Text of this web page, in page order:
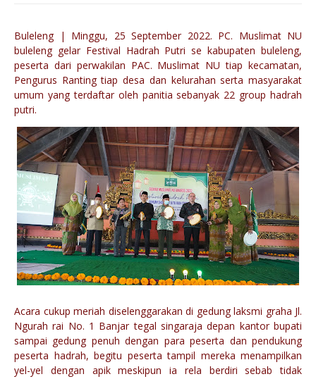
Buleleng | Minggu, 25 September 2022. PC. Muslimat NU
buleleng gelar Festival Hadrah Putri se kabupaten buleleng,
peserta dari perwakilan PAC. Muslimat NU tiap kecamatan,
Pengurus Ranting tiap desa dan kelurahan serta masyarakat
umum yang terdaftar oleh panitia sebanyak 22 group hadrah
putri.
Acara cukup meriah diselenggarakan di gedung laksmi graha Jl.
Ngurah rai No. 1 Banjar tegal singaraja depan kantor bupati
sampai gedung penuh dengan para peserta dan pendukung
peserta hadrah, begitu peserta tampil mereka menampilkan
yel-yel dengan apik meskipun ia rela berdiri sebab tidak